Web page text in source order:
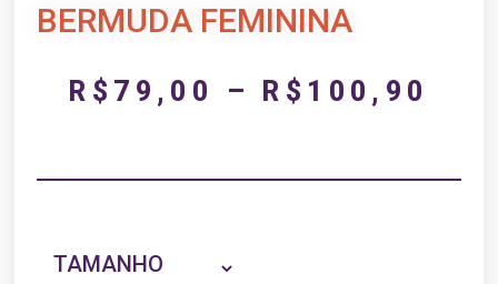
BERMUDA FEMININA
R$ 79,00 – R$ 100,90
TAMANHO